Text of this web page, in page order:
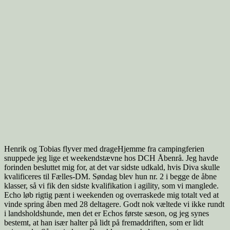
Henrik og Tobias flyver med drageHjemme fra campingferien
snuppede jeg lige et weekendstævne hos DCH Åbenrå. Jeg havde
forinden besluttet mig for, at det var sidste udkald, hvis Diva skulle
kvalificeres til Fælles-DM. Søndag blev hun nr. 2 i begge de åbne
klasser, så vi fik den sidste kvalifikation i agility, som vi manglede.
Echo løb rigtig pænt i weekenden og overraskede mig totalt ved at
vinde spring åben med 28 deltagere. Godt nok væltede vi ikke rundt
i landsholdshunde, men det er Echos første sæson, og jeg synes
bestemt, at han især halter på lidt på fremaddriften, som er lidt